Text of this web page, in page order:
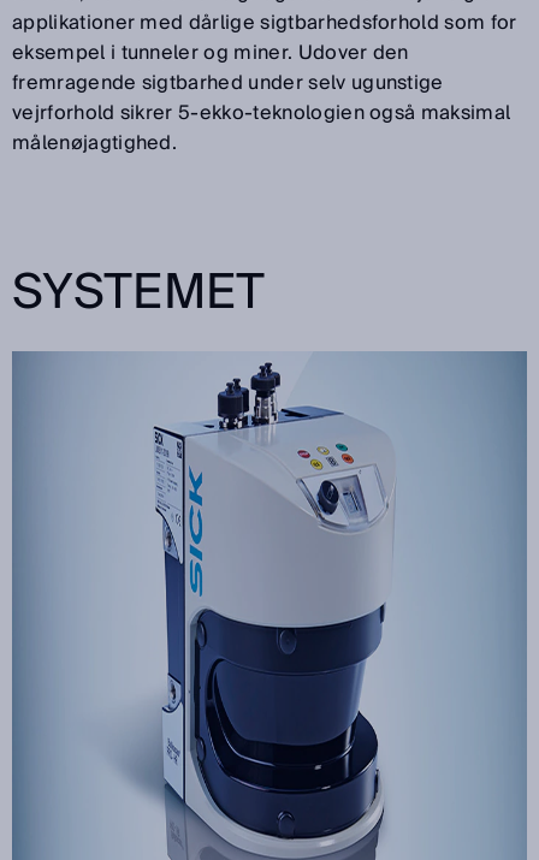
applikationer med dårlige sigtbarhedsforhold som for
eksempel i tunneler og miner. Udover den
fremragende sigtbarhed under selv ugunstige
vejrforhold sikrer 5-ekko-teknologien også maksimal
målenøjagtighed.
SYSTEMET